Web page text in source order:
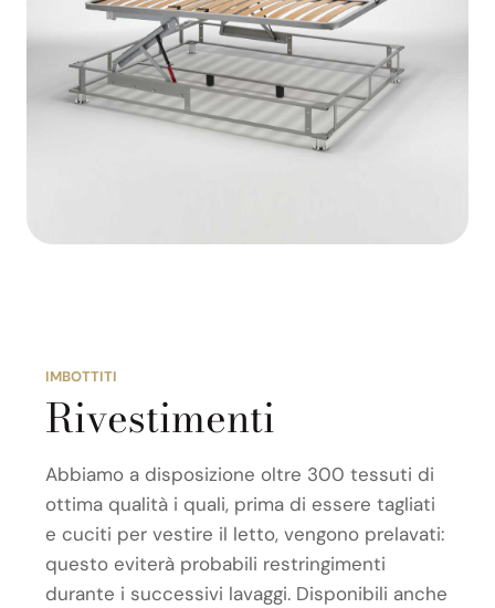
IMBOTTITI
Rivestimenti
Abbiamo a disposizione oltre 300 tessuti di
ottima qualità i quali, prima di essere tagliati
e cuciti per vestire il letto, vengono prelavati:
questo eviterà probabili restringimenti
durante i successivi lavaggi. Disponibili anche